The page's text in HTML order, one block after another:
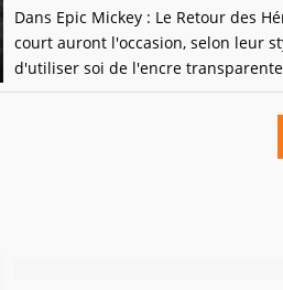
Dans Epic Mickey : Le Retour des
court auront l'occasion, selon leur
d'utiliser soi de l'encre
plonger dans de l'encre dorée qui
et gloire accessoirement...Sans